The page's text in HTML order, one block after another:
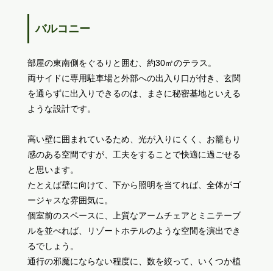
バルコニー
部屋の東南側をぐるりと囲む、約30㎡のテラス。
両サイドに専用駐車場と外部への出入り口が付き、玄関
を通らずに出入りできるのは、まさに秘密基地といえる
ような設計です。
高い壁に囲まれているため、光が入りにくく、お籠もり
感のある空間ですが、工夫をすることで快適に過ごせる
と思います。
たとえば壁に向けて、下から照明を当てれば、全体がゴ
ージャスな雰囲気に。
個室前のスペースに、上質なアームチェアとミニテーブ
ルを並べれば、リゾートホテルのような空間を演出でき
るでしょう。
通行の邪魔にならない程度に、数を絞って、いくつか植